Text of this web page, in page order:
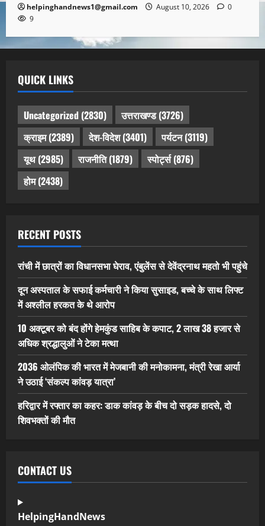
helpinghandnews1@gmail.com August 10, 2026
0
9
QUICK LINKS
Uncategorized (2830) उत्तराखण्ड(3726)
क्राइम(2389) देश-विदेश(3401) पर्यटन(3119)
यूथ(2985) राजनीति(1879) स्पोर्ट्स(876)
होम(2438)
RECENT POSTS
रांची में छात्रों का विधानसभा घेराव, एंबुलेंस से देवेंद्रनाथ महतो भी पहुंचे
दून अस्पताल के सफाई कर्मचारी ने किया सुसाइड, बच्चे के साथ लिफ्ट
में अश्लील हरकत के थे आरोप
10 अक्टूबर को बंद होंगे हेमकुंड साहिब के कपाट, 2 लाख 38 हजार से
अधिक श्रद्धालुओं ने टेका मत्था
2036 ओलंपिक की भारत में मेजबानी की मनोकामना, मंत्री रेखा आर्या
ने उठाई ‘संकल्प कांवड़ यात्रा’
हरिद्वार में रफ्तार का कहर: डाक कांवड़ के बीच दो सड़क हादसे, दो
शिवभक्तों की मौत
CONTACT US
HelpingHandNews